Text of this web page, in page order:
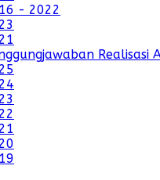
- 2022
Realisasi